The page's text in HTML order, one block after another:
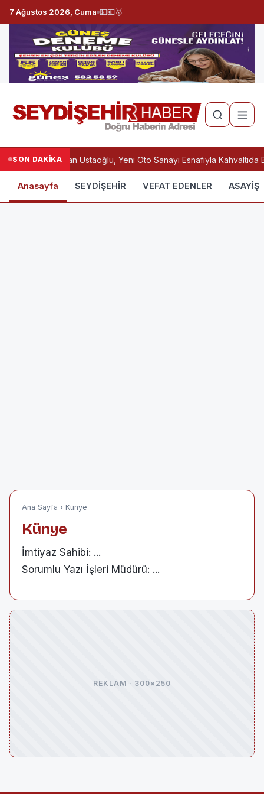
7 Ağustos 2026, Cuma 💵💶🥇
SON DAKİKABaşkan Ustaoğlu, Yeni Oto Sanayi Esnafıyla Kahvaltıda
Anasayfa SEYDİŞEHİR VEFAT EDENLER ASAYİŞ
Ana Sayfa › Künye
Künye
İmtiyaz Sahibi: ...
Sorumlu Yazı İşleri Müdürü: ...
REKLAM · 300×250